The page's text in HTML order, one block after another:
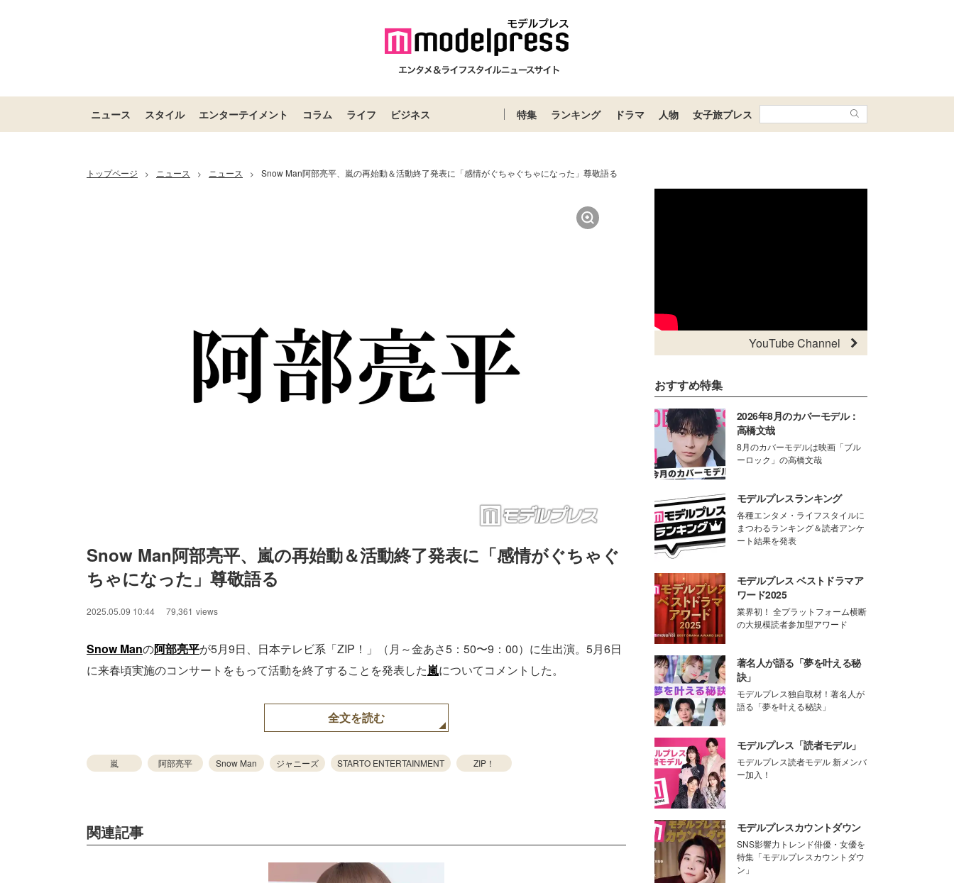
ニュース スタイル エンターテイメント コラム ライフ ビジネス 特集 ランキング ドラマ 人物 女子旅プレス
トップページ > ニュース > ニュース > Snow Man阿部亮平、嵐の再始動＆活動終了発表に「感情がぐちゃぐちゃになった」尊敬語る
Unmute
Snow Man阿部亮平、嵐の再始動＆活動終了発表に「感情がぐちゃぐ
ちゃになった」尊敬語る
2025.05.09 10:44 79,361 views
Snow Manの阿部亮平が5月9日、日本テレビ系「ZIP！」（月～金あさ5：50〜9：00）に生出演。5月6日
に来春頃実施のコンサートをもって活動を終了することを発表した嵐についてコメントした。
全文を読む
嵐 阿部亮平 Snow Man ジャニーズ STARTO ENTERTAINMENT ZIP！
関連記事
YouTube Channel
おすすめ特集
2026年8月のカバーモデル：
高橋文哉
8月のカバーモデルは映画「ブル
ーロック」の高橋文哉
モデルプレスランキング
各種エンタメ・ライフスタイルに
まつわるランキング＆読者アンケ
ート結果を発表
モデルプレス ベストドラマア
ワード2025
業界初！ 全プラットフォーム横断
の大規模読者参加型アワード
著名人が語る「夢を叶える秘
訣」
モデルプレス独自取材！著名人が
語る「夢を叶える秘訣」
モデルプレス「読者モデル」
モデルプレス読者モデル 新メンバ
ー加入！
モデルプレスカウントダウン
SNS影響力トレンド俳優・女優を
特集「モデルプレスカウントダウ
ン」